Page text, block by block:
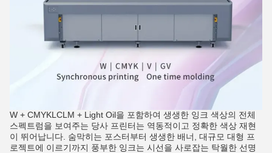
W + CMYKLCLM + Light Oil을 포함하여 생생한 잉크 색상의 전체
스펙트럼을 보여주는 당사 프린터는 역동적이고 정확한 색상 재현
이 뛰어납니다. 숨막히는 포스터부터 생생한 배너, 대규모 대형 프
로젝트에 이르기까지 풍부한 잉크는 시선을 사로잡는 탁월한 선명